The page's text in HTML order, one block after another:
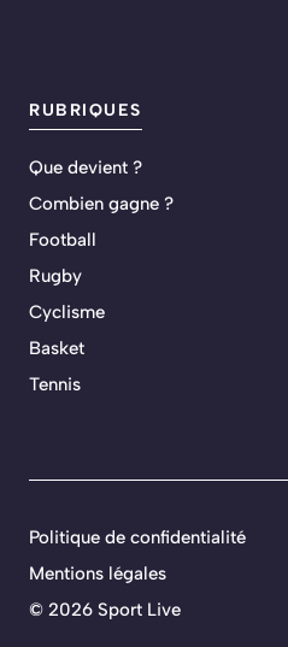
RUBRIQUES
Que devient ?
Combien gagne ?
Football
Rugby
Cyclisme
Basket
Tennis
© 2026 Sport Live
Politique de confidentialité
Mentions légales